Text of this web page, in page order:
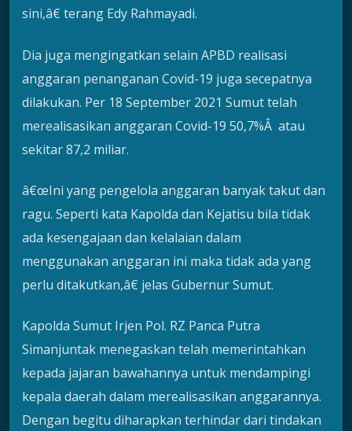
sini,â€ terang Edy Rahmayadi.
Dia juga mengingatkan selain APBD realisasi
anggaran penanganan Covid-19 juga secepatnya
dilakukan. Per 18 September 2021 Sumut telah
merealisasikan anggaran Covid-19 50,7%Â atau
sekitar 87,2 miliar.
â€œIni yang pengelola anggaran banyak takut dan
ragu. Seperti kata Kapolda dan Kejatisu bila tidak
ada kesengajaan dan kelalaian dalam
menggunakan anggaran ini maka tidak ada yang
perlu ditakutkan,â€ jelas Gubernur Sumut.
Kapolda Sumut Irjen Pol. RZ Panca Putra
Simanjuntak menegaskan telah memerintahkan
kepada jajaran bawahannya untuk mendampingi
kepala daerah dalam merealisasikan anggarannya.
Dengan begitu diharapkan terhindar dari tindakan